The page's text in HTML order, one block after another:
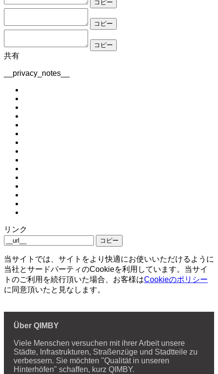
コピー
コピー
コピー
共有
__privacy_notes__
リンク
コピー
当サイトでは、サイトをより快適にお使いいただけるように
当社とサードパーティのCookieを利用しています。当サイ
トのご利用を続行頂いた場合、お客様はCookieのポリシー
に同意頂いたと見なします。
Über QIMBY
Viele Menschen versuchen mit ihrer Arbeit unsere
Städte, Infrastrukturen, Straßenzüge und Stadtteile zu
verbessern. Sie möchten "Qualität in unseren
Hinterhöfen" schaffen, kurz QIMBY.